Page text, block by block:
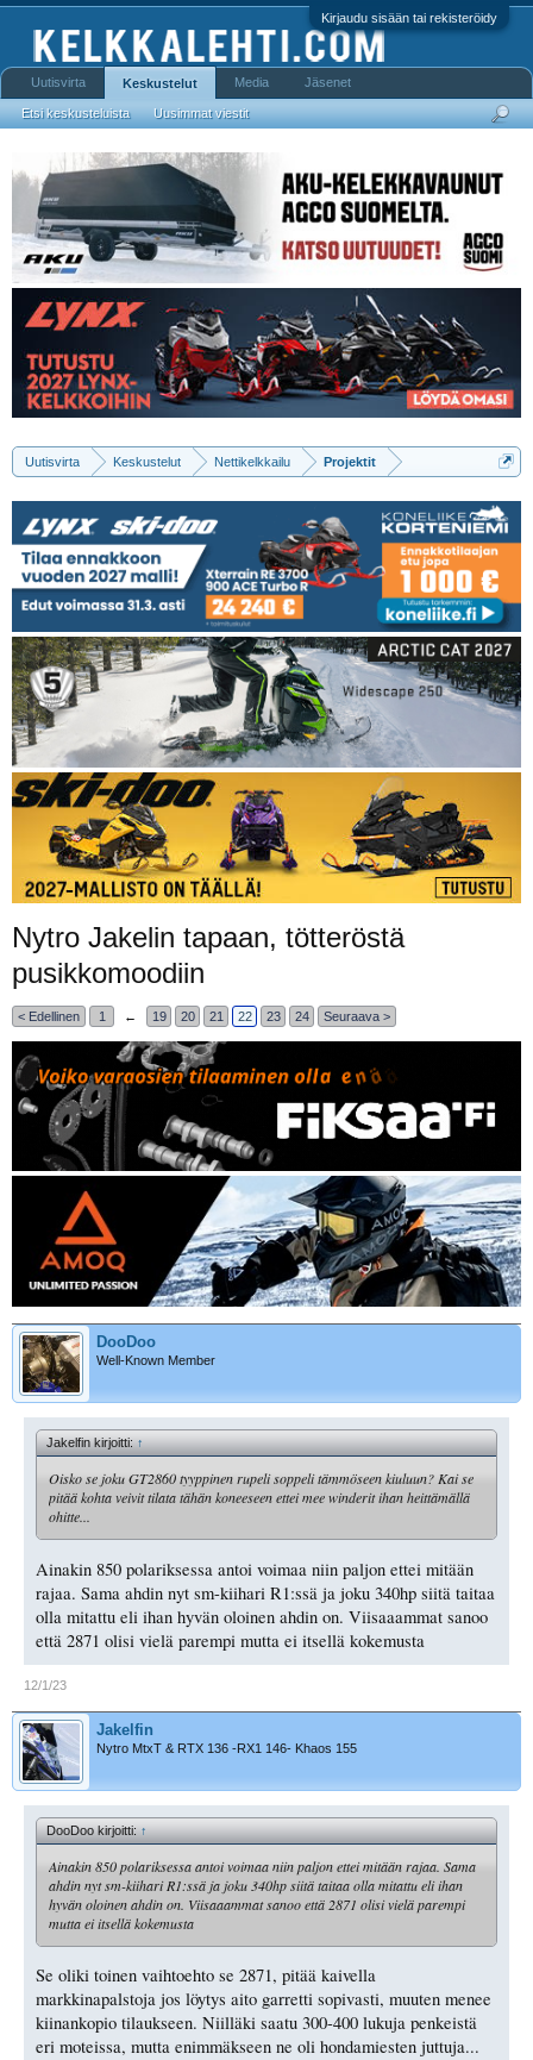
Kirjaudu sisään tai rekisteröidy
Uutisvirta Keskustelut Nettikelkkailu Projektit
Nytro Jakelin tapaan, tötteröstä
pusikkomoodiin
< Edellinen 1 ← 19 20 21 22 23 24 Seuraava >
DooDoo
Well-Known Member
Jakelfin kirjoitti:↑
Oisko se joku GT2860 tyyppinen rupeli soppeli tämmöseen kiuluun? Kai se
pitää kohta veivit tilata tähän koneeseen ettei mee winderit ihan heittämällä
ohitte...
Ainakin 850 polariksessa antoi voimaa niin paljon ettei mitään
rajaa. Sama ahdin nyt sm-kiihari R1:ssä ja joku 340hp siitä taitaa
olla mitattu eli ihan hyvän oloinen ahdin on. Viisaaammat sanoo
että 2871 olisi vielä parempi mutta ei itsellä kokemusta
12/1/23
Jakelfin
Nytro MtxT & RTX 136 -RX1 146- Khaos 155
DooDoo kirjoitti:↑
Ainakin 850 polariksessa antoi voimaa niin paljon ettei mitään rajaa. Sama
ahdin nyt sm-kiihari R1:ssä ja joku 340hp siitä taitaa olla mitattu eli ihan
hyvän oloinen ahdin on. Viisaaammat sanoo että 2871 olisi vielä parempi
mutta ei itsellä kokemusta
Se oliki toinen vaihtoehto se 2871, pitää kaivella
markkinapalstoja jos löytys aito garretti sopivasti, muuten menee
kiinankopio tilaukseen. Niilläki saatu 300-400 lukuja penkeistä
eri moteissa, mutta enimmäkseen ne oli hondamiesten juttuja...
Uutisvirta Keskustelut
Etsi keskusteluista Uusimmat viestit
Media Jäsenet